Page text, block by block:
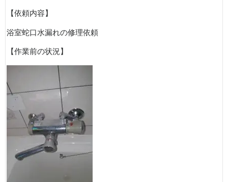
【依頼内容】
浴室蛇口水漏れの修理依頼
【作業前の状況】